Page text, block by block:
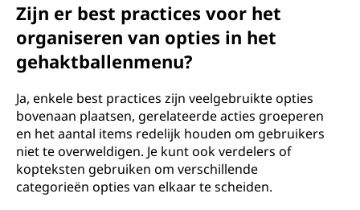
Zijn er best practices voor het
organiseren van opties in het
gehaktballenmenu?
Ja, enkele best practices zijn veelgebruikte opties
bovenaan plaatsen, gerelateerde acties groeperen
en het aantal items redelijk houden om gebruikers
niet te overweldigen. Je kunt ook verdelers of
kopteksten gebruiken om verschillende
categorieën opties van elkaar te scheiden.